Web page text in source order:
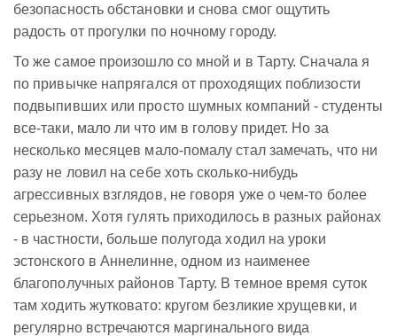
безопасность обстановки и снова смог ощутить
радость от прогулки по ночному городу.
То же самое произошло со мной и в Тарту. Сначала я
по привычке напрягался от проходящих поблизости
подвыпивших или просто шумных компаний - студенты
все-таки, мало ли что им в голову придет. Но за
несколько месяцев мало-помалу стал замечать, что ни
разу не ловил на себе хоть сколько-нибудь
агрессивных взглядов, не говоря уже о чем-то более
серьезном. Хотя гулять приходилось в разных районах
- в частности, больше полугода ходил на уроки
эстонского в Аннелинне, одном из наименее
благополучных районов Тарту. В темное время суток
там ходить жутковато: кругом безликие хрущевки, и
регулярно встречаются маргинального вида